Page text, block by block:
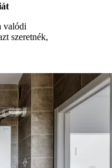
valódi
szeretnék,